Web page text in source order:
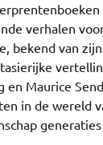
verhalen
bekend van
en Maurice
in de wereld